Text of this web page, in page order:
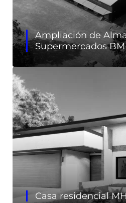
Ampliación de
Supermercados BM
Casa residencial